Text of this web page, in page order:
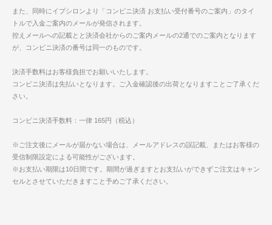
また、同時にイプシロンより「コンビニ決済 お支払い受付番号のご案内」のタイ
トルで入金ご案内のメールが発信されます。
控えメールへの記載とと決済会社からのご案内メールの2通でのご案内となります
が、コンビニ決済の番号は同一のものです。
決済手数料はお客様負担でお願いいたします。
コンビニ決済は先払いとなります。ご入金確認後の出荷となりますことご了承くだ
さい。
コンビニ決済手数料：一律 165円（税込）
※ご注文後にメールが届かない場合は、メールアドレスの誤記載、またはお客様の
受信制限設定による可能性がございます。
※お支払い期限は10日間です。期間が過ぎますとお支払いができずご注文はキャン
セルとさせていただきますこと予めご了承ください。